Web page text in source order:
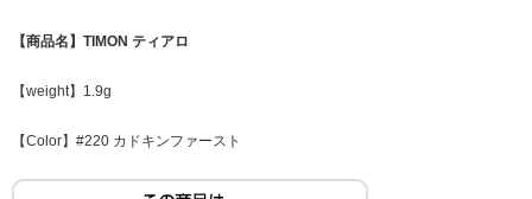
【商品名】TIMON ティアロ
【weight】1.9g
【Color】#220 カドキンファースト